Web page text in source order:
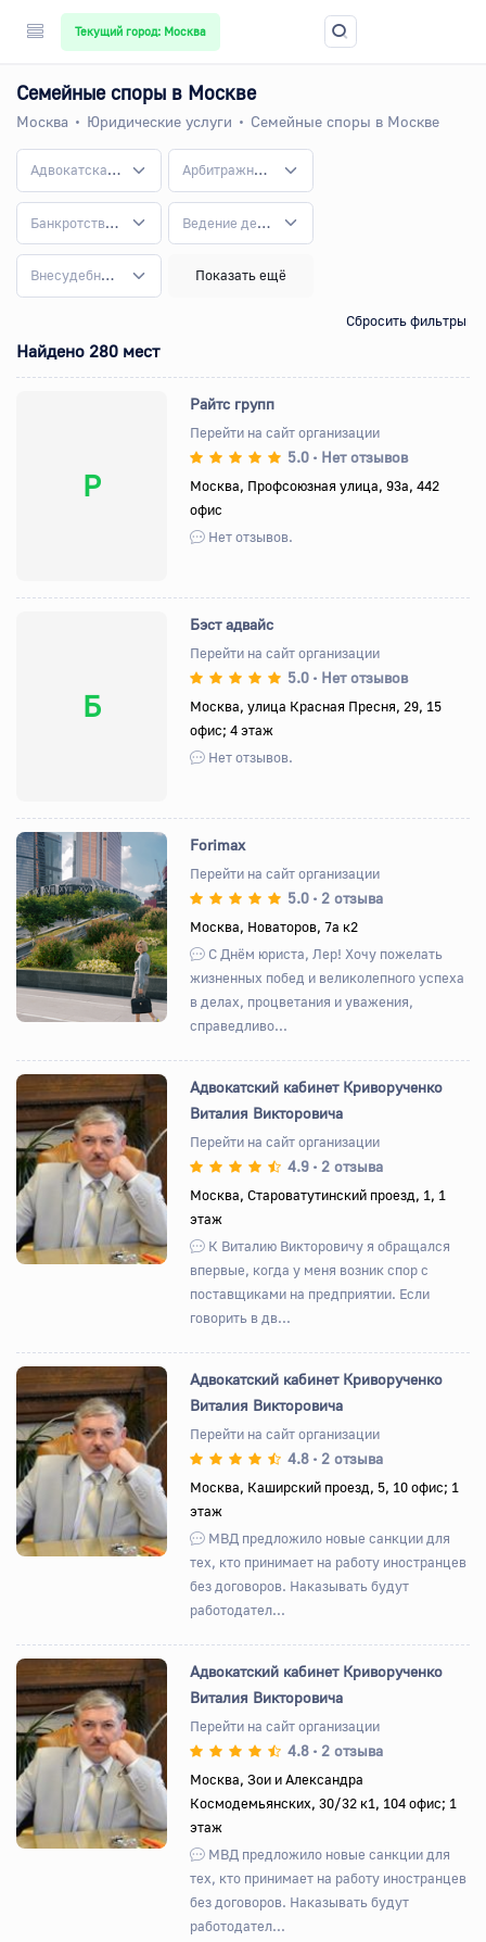
Текущий город: Москва
Семейные споры в Москве
Москва Юридические услуги Семейные споры в Москве
Адвокатская контора Арбитражные споры
Банкротство и долговые обязательства Ведение дел в судах
Внесудебное и досудебное урегулирование конфликтов Показать ещё
Сбросить фильтры
Найдено 280 мест
Р
Райтс групп
Перейти на сайт организации
5.0 • Нет отзывов
Москва, Профсоюзная улица, 93а, 442
офис
Нет отзывов.
Б
Бэст адвайс
Перейти на сайт организации
5.0 • Нет отзывов
Москва, улица Красная Пресня, 29, 15
офис; 4 этаж
Нет отзывов.
Назад Вперед
Forimax
Перейти на сайт организации
5.0 • 2 отзыва
Москва, Новаторов, 7а к2
С Днём юриста, Лер! Хочу пожелать
жизненных побед и великолепного успеха
в делах, процветания и уважения,
справедливо...
Назад Вперед
Адвокатский кабинет Криворученко
Виталия Викторовича
Перейти на сайт организации
4.9 • 2 отзыва
Москва, Староватутинский проезд, 1, 1
этаж
К Виталию Викторовичу я обращался
впервые, когда у меня возник спор с
поставщиками на предприятии. Если
говорить в дв...
Назад Вперед
Адвокатский кабинет Криворученко
Виталия Викторовича
Перейти на сайт организации
4.8 • 2 отзыва
Москва, Каширский проезд, 5, 10 офис; 1
этаж
МВД предложило новые санкции для
тех, кто принимает на работу иностранцев
без договоров. Наказывать будут
работодател...
Назад Вперед
Адвокатский кабинет Криворученко
Виталия Викторовича
Перейти на сайт организации
4.8 • 2 отзыва
Москва, Зои и Александра
Космодемьянских, 30/32 к1, 104 офис; 1
этаж
МВД предложило новые санкции для
тех, кто принимает на работу иностранцев
без договоров. Наказывать будут
работодател...